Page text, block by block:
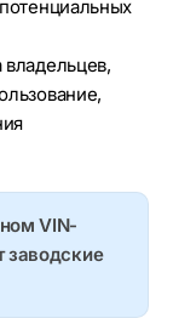
владельцев,
VIN-
заводские